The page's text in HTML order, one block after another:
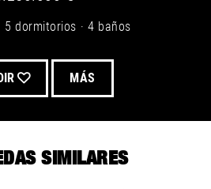
5 dormitorios 4 baños
MÁS
SIMILARES